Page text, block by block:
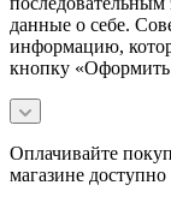
данные о себе.
информацию,
кнопку «Оформить
Оплачивайте
магазине